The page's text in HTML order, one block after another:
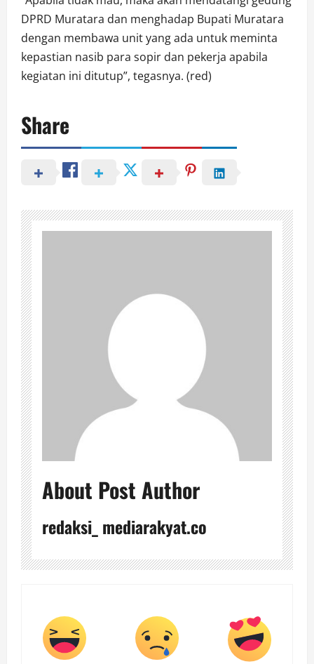
DPRD Muratara dan menghadap Bupati Muratara
dengan membawa unit yang ada untuk meminta
kepastian nasib para sopir dan pekerja apabila
kegiatan ini ditutup”, tegasnya. (red)
Share
About Post Author
redaksi_ mediarakyat.co